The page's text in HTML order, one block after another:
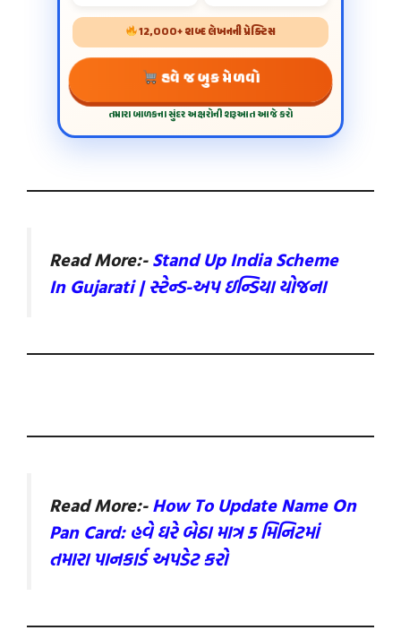
12,000+ શબ્દ લેખનની પ્રેક્ટિસ
હવે જ બુક મેળવો
તમારા બાળકના સુંદર અક્ષરોની શરૂઆત આજે કરો
Read More:-Stand Up India Scheme
In Gujarati | સ્ટેન્ડ-અપ ઇન્ડિયા યોજના
Read More:-How To Update Name On
Pan Card: હવે ઘરે બેઠા માત્ર 5 મિનિટમાં
તમારા પાનકાર્ડ અપડેટ કરો